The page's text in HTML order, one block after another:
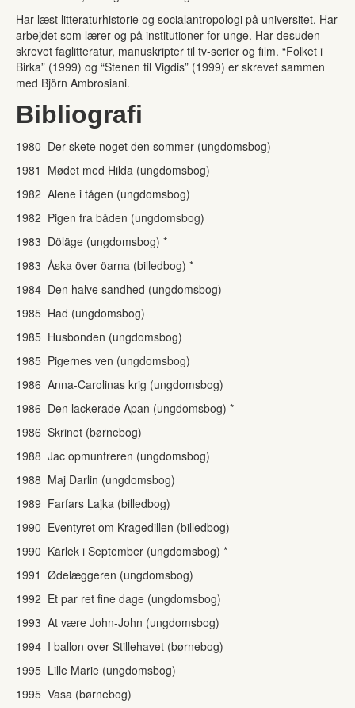
Har læst litteraturhistorie og socialantropologi på universitet. Har
arbejdet som lærer og på institutioner for unge. Har desuden
skrevet faglitteratur, manuskripter til tv-serier og film. “Folket i
Birka” (1999) og “Stenen til Vigdis” (1999) er skrevet sammen
med Björn Ambrosiani.
Bibliografi
1980 Der skete noget den sommer (ungdomsbog)
1981 Mødet med Hilda (ungdomsbog)
1982 Alene i tågen (ungdomsbog)
1982 Pigen fra båden (ungdomsbog)
1983 Döläge (ungdomsbog) *
1983 Åska över öarna (billedbog) *
1984 Den halve sandhed (ungdomsbog)
1985 Had (ungdomsbog)
1985 Husbonden (ungdomsbog)
1985 Pigernes ven (ungdomsbog)
1986 Anna-Carolinas krig (ungdomsbog)
1986 Den lackerade Apan (ungdomsbog) *
1986 Skrinet (børnebog)
1988 Jac opmuntreren (ungdomsbog)
1988 Maj Darlin (ungdomsbog)
1989 Farfars Lajka (billedbog)
1990 Eventyret om Kragedillen (billedbog)
1990 Kärlek i September (ungdomsbog) *
1991 Ødelæggeren (ungdomsbog)
1992 Et par ret fine dage (ungdomsbog)
1993 At være John-John (ungdomsbog)
1994 I ballon over Stillehavet (børnebog)
1995 Lille Marie (ungdomsbog)
1995 Vasa (børnebog)